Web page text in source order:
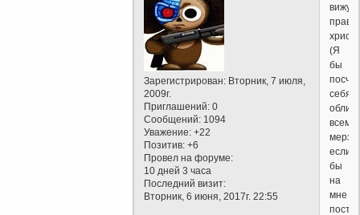
Зарегистрирован: Вторник, 7 июля,
2009г.
Приглашений: 0
Сообщений: 1094
Уважение: +22
Позитив: +6
Провел на форуме:
10 дней 3 часа
Последний визит:
Вторник, 6 июня, 2017г. 22:55
вижу,
(Я
бы
себя
всеми
если
бы
на
мне